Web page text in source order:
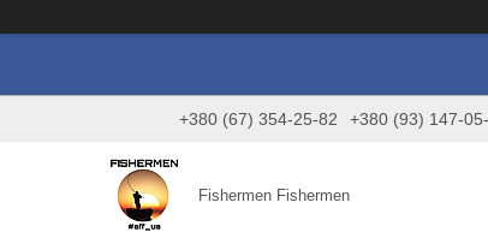
+380 (67) 354-25-82 +380 (93) 147-
Fishermen Fishermen